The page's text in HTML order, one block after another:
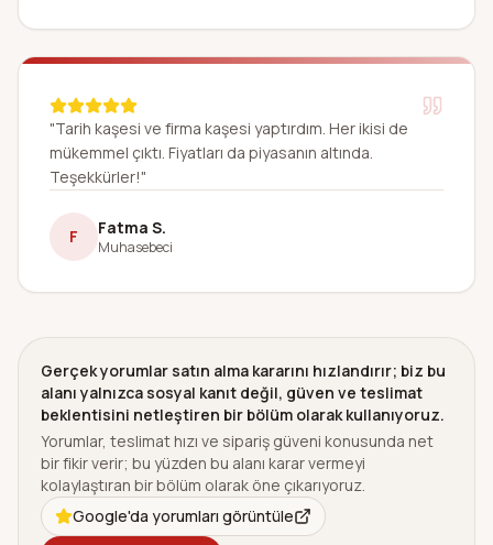
"Tarih kaşesi ve firma kaşesi yaptırdım. Her ikisi de
mükemmel çıktı. Fiyatları da piyasanın altında.
Teşekkürler!"
F Fatma S.
Muhasebeci
Gerçek yorumlar satın alma kararını hızlandırır; biz bu
alanı yalnızca sosyal kanıt değil, güven ve teslimat
beklentisini netleştiren bir bölüm olarak kullanıyoruz.
Yorumlar, teslimat hızı ve sipariş güveni konusunda net
bir fikir verir; bu yüzden bu alanı karar vermeyi
kolaylaştıran bir bölüm olarak öne çıkarıyoruz.
Google'da yorumları görüntüle